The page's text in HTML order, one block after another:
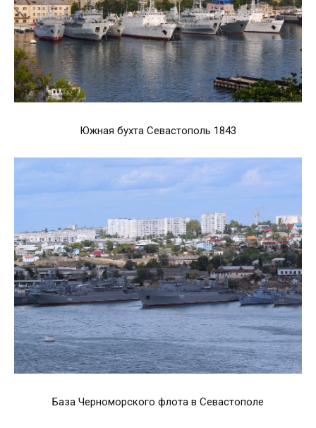
Южная бухта Севастополь 1843
База Черноморского флота в Севастополе